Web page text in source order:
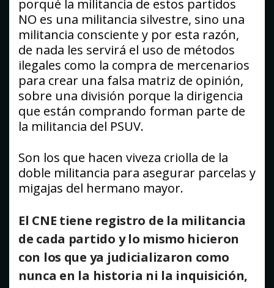
porqué la militancia de estos partidos
NO es una militancia silvestre, sino una
militancia consciente y por esta razón,
de nada les servirá el uso de métodos
ilegales como la compra de mercenarios
para crear una falsa matriz de opinión,
sobre una división porque la dirigencia
que están comprando forman parte de
la militancia del PSUV.
Son los que hacen viveza criolla de la
doble militancia para asegurar parcelas y
migajas del hermano mayor.
El CNE tiene registro de la militancia
de cada partido y lo mismo hicieron
con los que ya judicializaron como
nunca en la historia ni la inquisición,